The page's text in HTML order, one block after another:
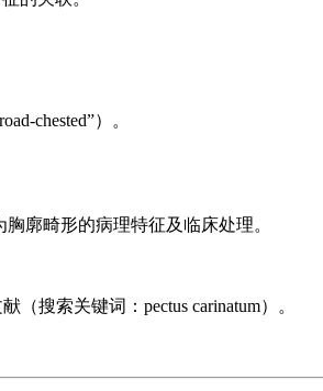
chested”）。
胸廓畸形的病理特征及临床处理。
搜索关键词：pectus carinatum）。